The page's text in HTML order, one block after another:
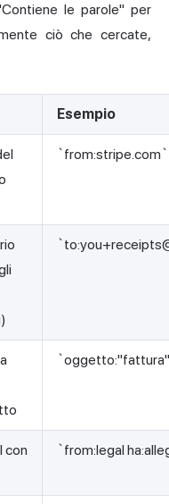
le parole" per
ciò che cercate,
Esempio
`from:stripe.com`
`to:
con
`from:legal